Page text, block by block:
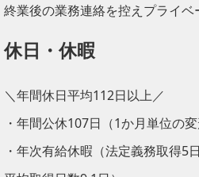
終業後の業務連絡を控えプライ
休日・休暇
＼年間休日平均112日以上／
・年間公休107日（1か月単位の変
・年次有給休暇（法定義務取得5